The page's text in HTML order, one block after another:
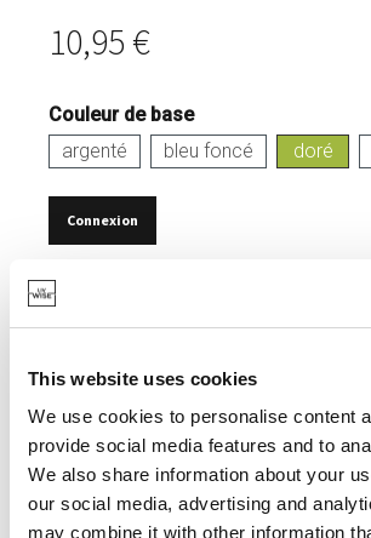
This website uses cookies
We use cookies to personalise content
provide social media features and to
We also share information about your
our social media, advertising and
may combine it with other information
10,95 €
Couleur de base
argenté
bleu foncé doré
Connexion
POUR SERVIR DES SNACKS,
100% ÉCOLOGIQUE.
DESIGN ETHNIQUE ET SURPRENANT.
POSSIBILITÉ DE FAIRE UN MIX &
AUTRES BOLS.